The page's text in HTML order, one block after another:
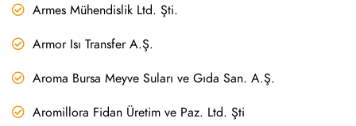
Armes Mühendislik Ltd. Şti.
Armor Isı Transfer A.Ş.
Aroma Bursa Meyve Suları ve Gıda San. A.Ş.
Aromillora Fidan Üretim ve Paz. Ltd. Şti